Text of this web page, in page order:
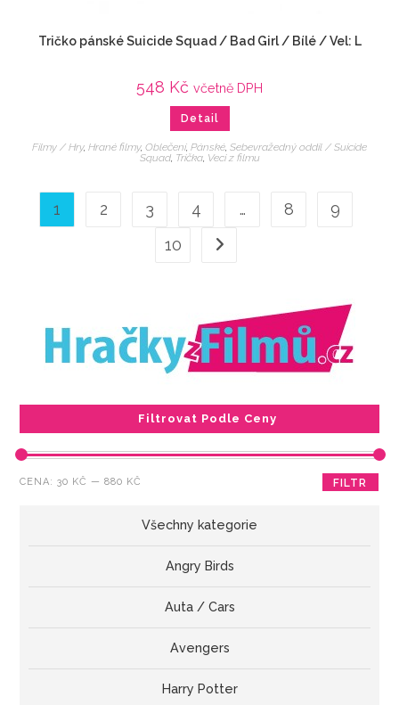
Tričko pánské Suicide Squad / Bad Girl / Bílé / Vel: L
548 Kč včetně DPH
Detail
Filmy / Hry, Hrané filmy, Oblečení, Pánské, Sebevražedný oddíl / Suicide
Squad, Trička, Veci z filmu
1 2 3 4 … 8
9
10
Filtrovat Podle Ceny
Minimální
Maximální
FILTR
CENA:30 KČ —880 KČ
Všechny kategorie
Angry Birds
Auta / Cars
Avengers
Harry Potter